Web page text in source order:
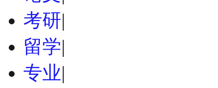
考研|
留学|
专业|